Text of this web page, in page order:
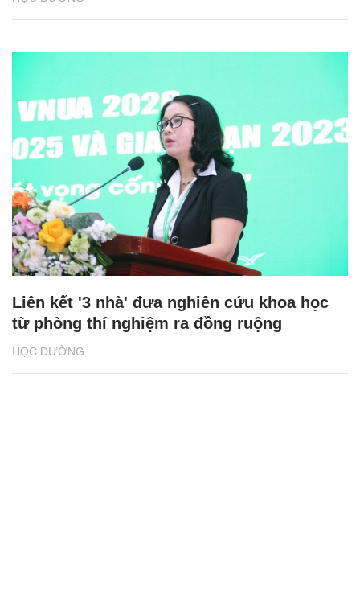
HỌC ĐƯỜNG
Liên kết '3 nhà' đưa nghiên cứu khoa học
từ phòng thí nghiệm ra đồng ruộng